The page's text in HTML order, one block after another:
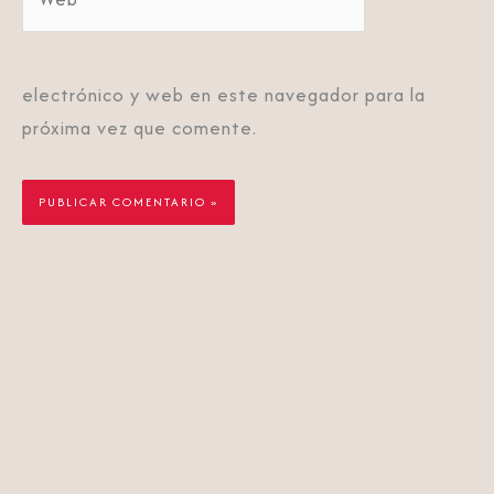
electrónico y web en este navegador para la
próxima vez que comente.